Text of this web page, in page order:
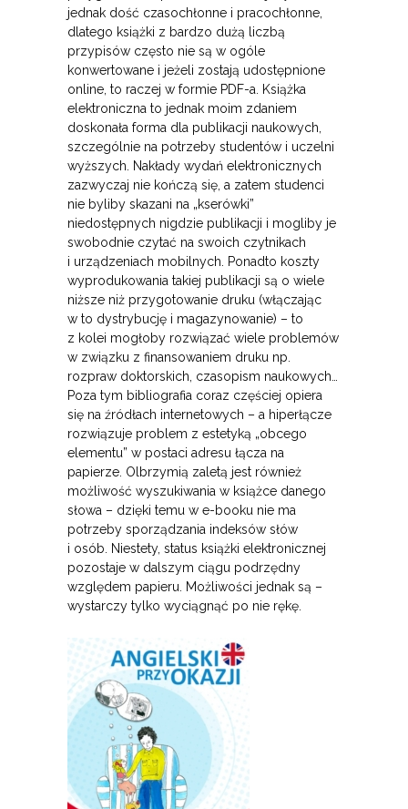
jednak dość czasochłonne i pracochłonne,
dlatego książki z bardzo dużą liczbą
przypisów często nie są w ogóle
konwertowane i jeżeli zostają udostępnione
online, to raczej w formie PDF-a. Książka
elektroniczna to jednak moim zdaniem
doskonała forma dla publikacji naukowych,
szczególnie na potrzeby studentów i uczelni
wyższych. Nakłady wydań elektronicznych
zazwyczaj nie kończą się, a zatem studenci
nie byliby skazani na „kserówki”
niedostępnych nigdzie publikacji i mogliby je
swobodnie czytać na swoich czytnikach
i urządzeniach mobilnych. Ponadto koszty
wyprodukowania takiej publikacji są o wiele
niższe niż przygotowanie druku (włączając
w to dystrybucję i magazynowanie) – to
z kolei mogłoby rozwiązać wiele problemów
w związku z finansowaniem druku np.
rozpraw doktorskich, czasopism naukowych…
Poza tym bibliografia coraz częściej opiera
się na źródłach internetowych – a hiperłącze
rozwiązuje problem z estetyką „obcego
elementu” w postaci adresu łącza na
papierze. Olbrzymią zaletą jest również
możliwość wyszukiwania w książce danego
słowa – dzięki temu w e-booku nie ma
potrzeby sporządzania indeksów słów
i osób. Niestety, status książki elektronicznej
pozostaje w dalszym ciągu podrzędny
względem papieru. Możliwości jednak są –
wystarczy tylko wyciągnąć po nie rękę.